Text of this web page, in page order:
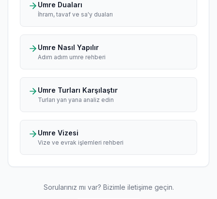
Umre Duaları
İhram, tavaf ve sa'y duaları
Umre Nasıl Yapılır
Adım adım umre rehberi
Umre Turları Karşılaştır
Turları yan yana analiz edin
Umre Vizesi
Vize ve evrak işlemleri rehberi
Sorularınız mı var? Bizimle iletişime geçin.